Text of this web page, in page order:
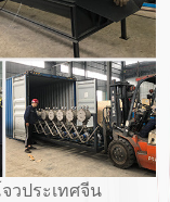
วประเทศจีน